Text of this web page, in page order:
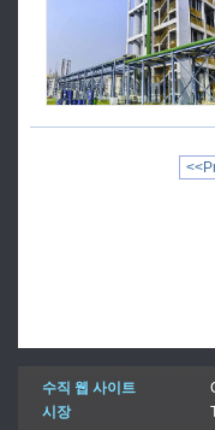
수직 웹 사이트
시장